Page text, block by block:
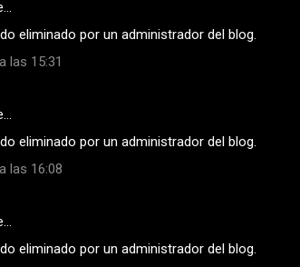
eliminado por un administrador del blog.
las 15:31
eliminado por un administrador del blog.
las 16:08
eliminado por un administrador del blog.